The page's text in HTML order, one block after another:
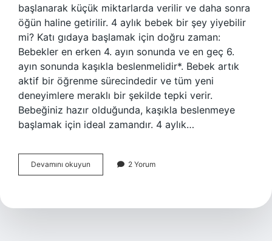
başlanarak küçük miktarlarda verilir ve daha sonra
öğün haline getirilir. 4 aylık bebek bir şey yiyebilir
mi? Katı gıdaya başlamak için doğru zaman:
Bebekler en erken 4. ayın sonunda ve en geç 6.
ayın sonunda kaşıkla beslenmelidir*. Bebek artık
aktif bir öğrenme sürecindedir ve tüm yeni
deneyimlere meraklı bir şekilde tepki verir.
Bebeğiniz hazır olduğunda, kaşıkla beslenmeye
başlamak için ideal zamandır. 4 aylık…
Devamını okuyun
Aylık
Yer
2 Yorum